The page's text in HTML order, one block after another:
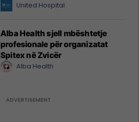
United Hospital
Alba Health sjell mbështetje
profesionale për organizatat
Spitex në Zvicër
Alba Health